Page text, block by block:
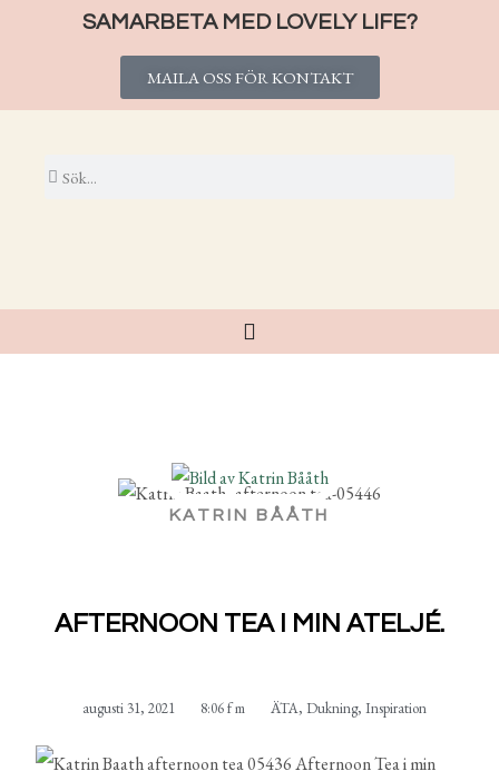
SAMARBETA MED LOVELY LIFE?
MAILA OSS FÖR KONTAKT
KATRIN BÅÅTH
AFTERNOON TEA I MIN ATELJÉ.
augusti 31, 2021 8:06 f m ÄTA, Dukning, Inspiration